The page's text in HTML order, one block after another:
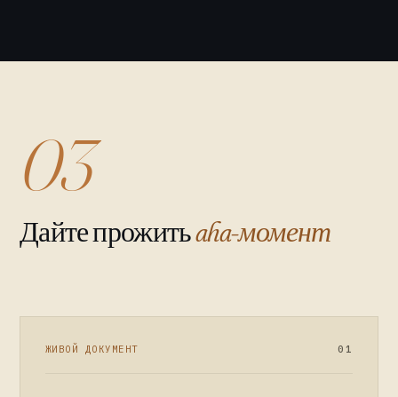
03
Дайте прожитьaha-момент
ЖИВОЙ ДОКУМЕНТ 01